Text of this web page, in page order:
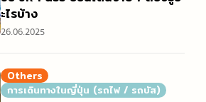
ะไรบ้าง
26.06.2025
Others
การเดินทางในญี่ปุ่น (รถไฟ / รถบัส)